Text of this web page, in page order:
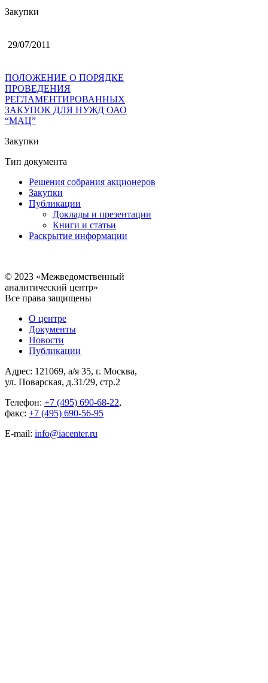
Закупки
29/07/2011
ПОЛОЖЕНИЕ О ПОРЯДКЕ
ПРОВЕДЕНИЯ
РЕГЛАМЕНТИРОВАННЫХ
ЗАКУПОК ДЛЯ НУЖД ОАО
“МАЦ”
Закупки
Тип документа
Решения собрания акционеров
Закупки
Публикации
Доклады и презентации
Книги и статьи
Раскрытие информации
© 2023 «Межведомственный
аналитический центр»
Все права защищены
О центре
Документы
Новости
Публикации
Адрес: 121069, а/я 35, г. Москва,
ул. Поварская, д.31/29, стр.2
Телефон: +7 (495) 690-68-22,
факс: +7 (495) 690-56-95
E-mail: info@iacenter.ru